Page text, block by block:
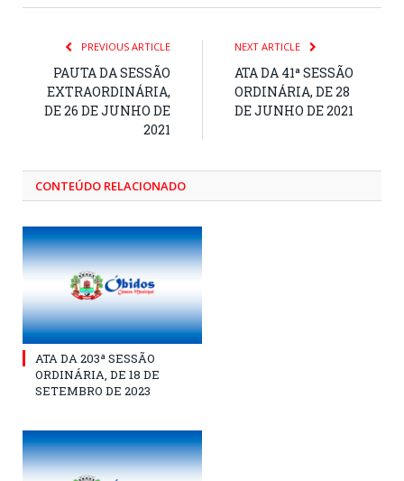
PREVIOUS ARTICLE
PAUTA DA SESSÃO
EXTRAORDINÁRIA,
DE 26 DE JUNHO DE
2021
NEXT ARTICLE
ATA DA 41ª SESSÃO
ORDINÁRIA, DE 28
DE JUNHO DE 2021
CONTEÚDO RELACIONADO
ATA DA 203ª SESSÃO
ORDINÁRIA, DE 18 DE
SETEMBRO DE 2023